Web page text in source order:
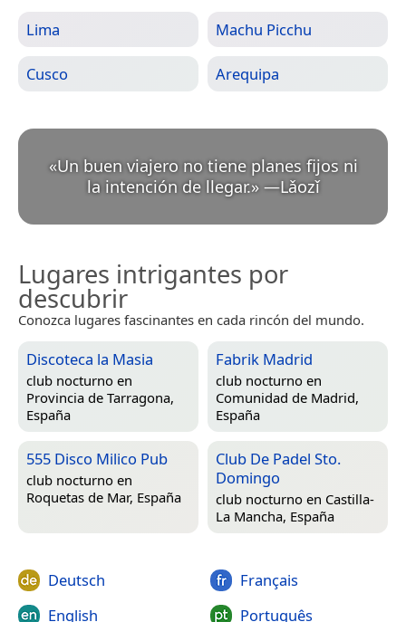
Lima Machu Picchu
Cusco Arequipa
«Un buen viajero no tiene planes fijos ni
la intención de llegar.» —Lǎozǐ
Lugares intrigantes por
descubrir
Conozca lugares fascinantes en cada rincón del mundo.
Discoteca la Masia
club nocturno en
Provincia de Tarragona,
España
Fabrik Madrid
club nocturno en
Comunidad de Madrid,
España
555 Disco Milico Pub
club nocturno en
Roquetas de Mar, España
Club De Padel Sto.
Domingo
club nocturno en Castilla-
La Mancha, España
Deutsch
English
Français
Português